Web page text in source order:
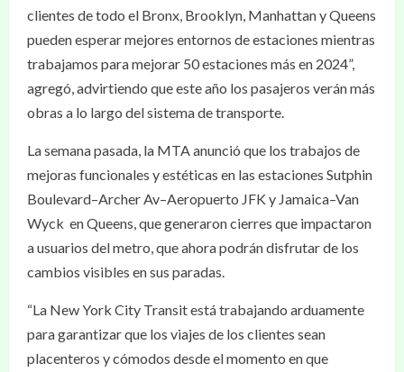
clientes de todo el Bronx, Brooklyn, Manhattan y Queens
pueden esperar mejores entornos de estaciones mientras
trabajamos para mejorar 50 estaciones más en 2024”,
agregó, advirtiendo que este año los pasajeros verán más
obras a lo largo del sistema de transporte.
La semana pasada, la MTA anunció que los trabajos de
mejoras funcionales y estéticas en las estaciones Sutphin
Boulevard–Archer Av–Aeropuerto JFK y Jamaica–Van
Wyck ​ en Queens, que generaron cierres que impactaron
a usuarios del metro, que ahora podrán disfrutar de los
cambios visibles en sus paradas.
“La New York City Transit está trabajando arduamente
para garantizar que los viajes de los clientes sean
placenteros y cómodos desde el momento en que